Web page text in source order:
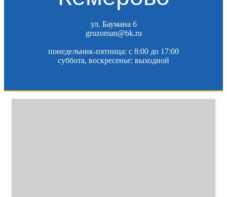
ул. Баумана 6
gruzoman@bk.ru
понедельник-пятница: c 8:00 до 17:00
суббота, воскресенье: выходной